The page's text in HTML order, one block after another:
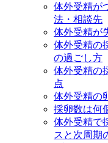
体外受精が
法・相談先
体外受精が
体外受精の
の過ごし方
体外受精の
点
体外受精の
採卵数は何
体外受精で
スと次周期